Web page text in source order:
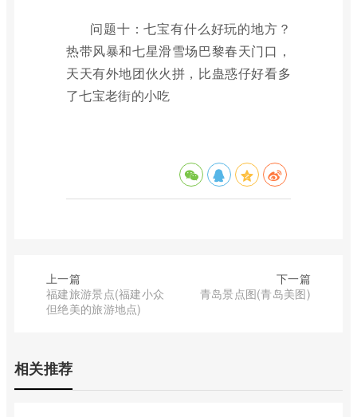
问题十：七宝有什么好玩的地方？
热带风暴和七星滑雪场巴黎春天门口，
天天有外地团伙火拼，比蛊惑仔好看多
了七宝老街的小吃
上一篇
福建旅游景点(福建小众
但绝美的旅游地点)
下一篇
青岛景点图(青岛美图)
相关推荐